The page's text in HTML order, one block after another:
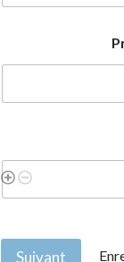
Suivant